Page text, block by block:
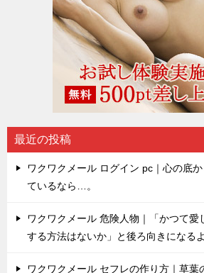
最近の投稿
ワクワクメール ログイン pc｜心の底
ているなら…。
ワクワクメール 危険人物｜「かつて愛
する方法はないか」と後ろ向きになる
ワクワクメール セフレの作り方｜草葉